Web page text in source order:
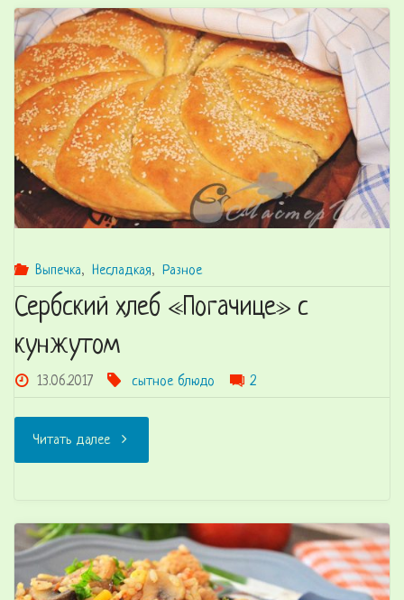
гармошка"
Выпечка, Несладкая, Разное
Сербский хлеб «Погачице» с
кунжутом
13.06.2017 сытное блюдо 2
Читать далее"Сербский
«Погачице»
с